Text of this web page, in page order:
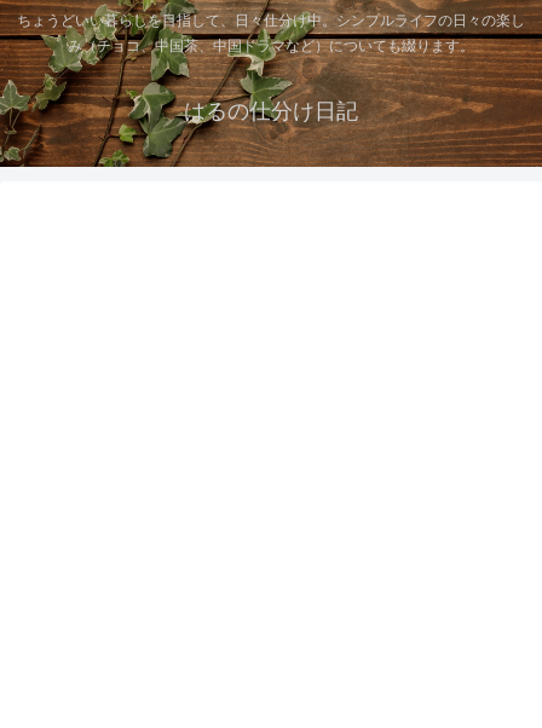
ちょうどいい暮らしを目指して、日々仕分け中。シンプルライフの日々の楽し
み（チョコ、中国茶、中国ドラマなど）についても綴ります。
はるの仕分け日記